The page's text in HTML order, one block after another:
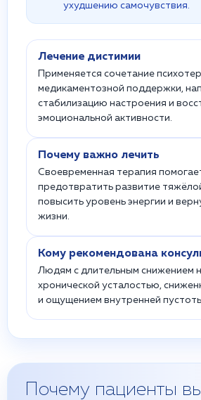
ухудшению самочувствия.
Лечение дистимии
Применяется сочетание
медикаментозной поддержки,
стабилизацию настроения и
эмоциональной активности.
Почему важно лечить
Своевременная терапия
предотвратить развитие
повысить уровень энергии и
жизни.
Кому рекомендована
Людям с длительным снижением
хронической усталостью,
и ощущением внутренней
Почему пациенты